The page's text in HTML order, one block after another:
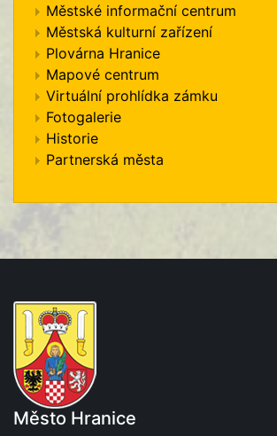
Městské informační centrum
Městská kulturní zařízení
Plovárna Hranice
Mapové centrum
Virtuální prohlídka zámku
Fotogalerie
Historie
Partnerská města
Město Hranice